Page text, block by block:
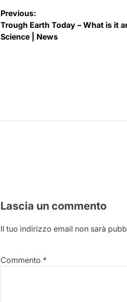
Navigazione
articoli
Previous:
Trough Earth Today – What is it
Science | News
Lascia un commento
Il tuo indirizzo email non sarà
Commento *